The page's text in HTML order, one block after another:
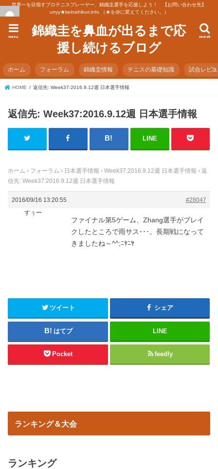
世界一を目指すプロテニスプレーヤー、錦織圭選手を応援しよう！ 【お問い合わせ先】
urryy★keinishikori.info （★を@に変えてください。）
錦織圭を鼻血が出るまで応
援し続けるブログ
search
menu
ホーム フォーラム 錦織圭情報 テニスの基礎知識 試合レビ
HOME 返信先: Week37:2016.9.12週 日本選手情報
返信先: Week37:2016.9.12週 日本選手情報
LINE
ホーム › フォーラム › 日本選手情報 › Week37:2016.9.12週 日本選手情報 › 返
信先: Week37:2016.9.12週 日本選手情報
2016/09/16 13:20:55
#28047
すぅー
ファイナル第5ゲーム、Zhang選手がブレイ
クしたところで雨サス･･･。長期戦になって
きましたね～^^;ﾆﾔﾆﾔ
ツイート シェア
はてブ LINE
Pocket feedly
ランキング＆大会
ランキング